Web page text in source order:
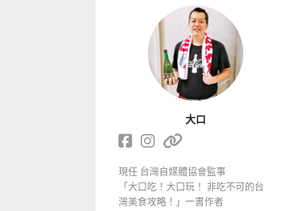
大口
現任 台灣自媒體協會監事
「大口吃！大口玩！ 非吃不可的台
灣美食攻略！」一書作者